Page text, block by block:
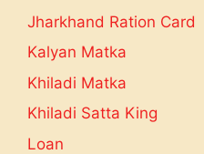
Jharkhand Ration Card
Kalyan Matka
Khiladi Matka
Khiladi Satta King
Loan